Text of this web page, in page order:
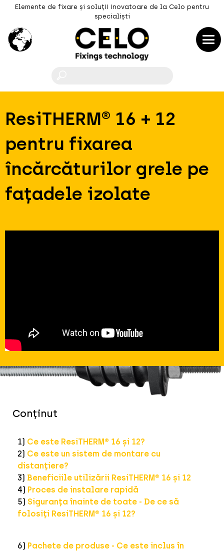
Elemente de fixare și soluții inovatoare de la Celo pentru
specialiști
ResiTHERM® 16 + 12
pentru fixarea
încărcăturilor grele pe
fațadele izolate
Conținut
1) Ce este ResiTHERM® 16 și 12?
2) Ce este un sistem de montare cu
distanțiere?
3) Beneficiile utilizării ResiTHERM® 16 și 12
4) Proces de instalare rapidă
5) Siguranța înainte de toate - De ce să
folosiți ResiTHERM® 16 și 12?
6) Pachete de produse - Ce este inclus în